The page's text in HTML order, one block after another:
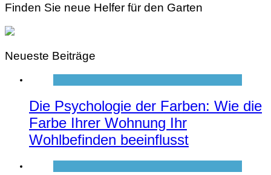
Finden Sie neue Helfer für den Garten
Neueste Beiträge
Die Psychologie der Farben: Wie die
Farbe Ihrer Wohnung Ihr
Wohlbefinden beeinflusst